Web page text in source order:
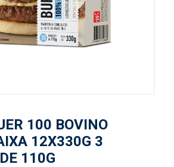
100 BOVINO
12X330G 3
110G